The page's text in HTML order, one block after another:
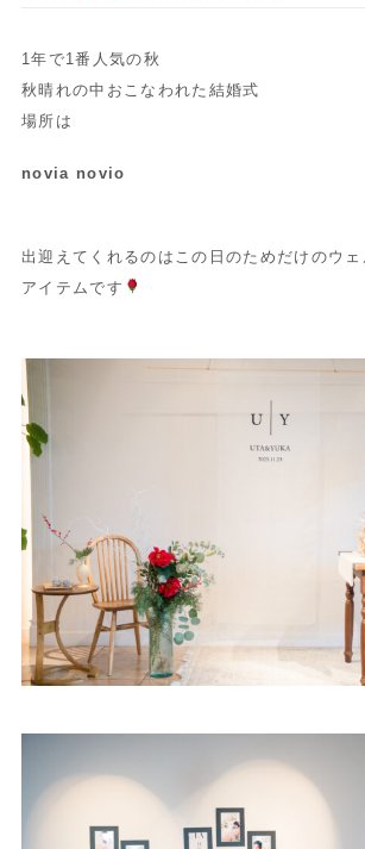
1年で1番人気の秋
秋晴れの中おこなわれた結婚式
場所は
novia novio
出迎えてくれるのはこの日のためだけのウェ
アイテムです